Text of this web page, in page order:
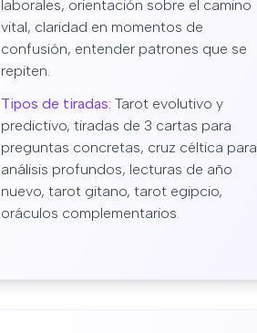
laborales, orientación sobre el camino
vital, claridad en momentos de
confusión, entender patrones que se
repiten.
Tipos de tiradas: Tarot evolutivo y
predictivo, tiradas de 3 cartas para
preguntas concretas, cruz céltica para
análisis profundos, lecturas de año
nuevo, tarot gitano, tarot egipcio,
oráculos complementarios.